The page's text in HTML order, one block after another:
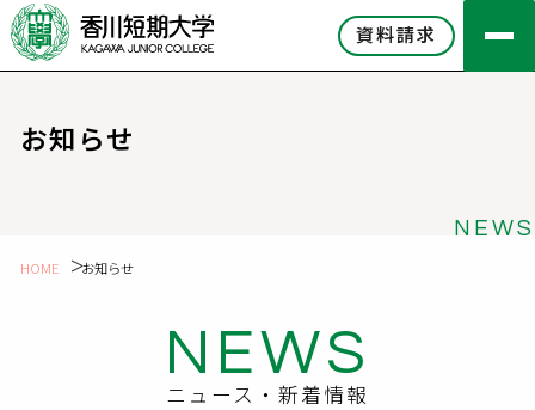
資料請求
お知らせ
NEWS
HOME お知らせ
NEWS
ニュース・新着情報